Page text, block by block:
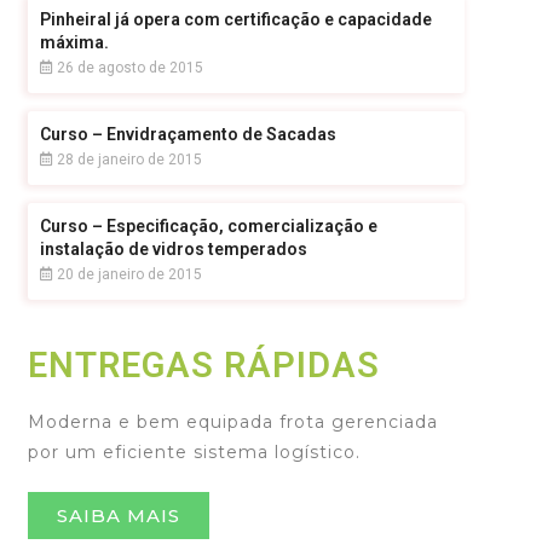
Pinheiral já opera com certificação e capacidade
máxima.
26 de agosto de 2015
Curso – Envidraçamento de Sacadas
28 de janeiro de 2015
Curso – Especificação, comercialização e
instalação de vidros temperados
20 de janeiro de 2015
ENTREGAS RÁPIDAS
Moderna e bem equipada frota gerenciada
por um eficiente sistema logístico.
SAIBA MAIS